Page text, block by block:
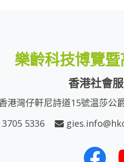
樂齡科技博覽
香港社會
港灣仔軒尼詩道15號温莎公
5336